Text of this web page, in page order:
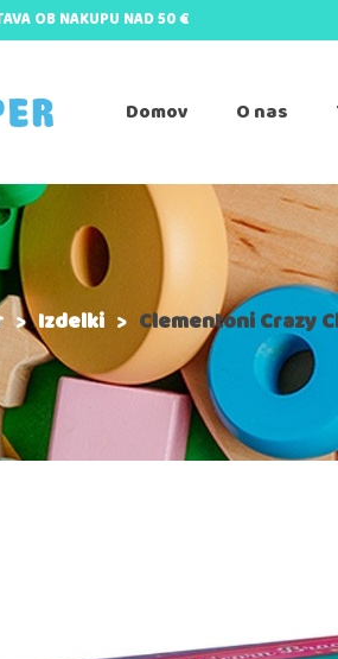
OB NAKUPU NAD 50 €
Domov O nas
>Izdelki > Clementoni Crazy